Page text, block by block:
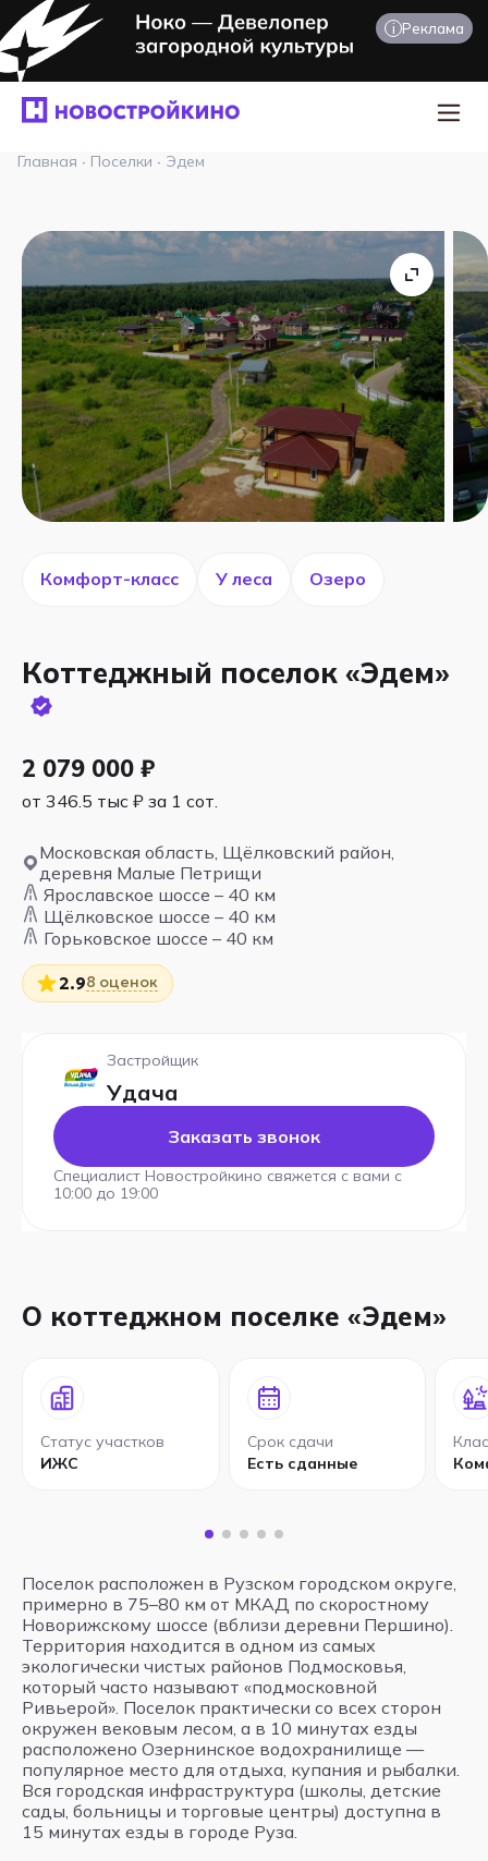
i Реклама
Главная · Поселки · Эдем
Коттеджный поселок «Эдем»
2 079 000 ₽
от 346.5 тыс ₽ за 1 сот.
Московская область, Щёлковский район,
деревня Малые Петрищи
Ярославское шоссе – 40 км
Щёлковское шоссе – 40 км
Горьковское шоссе – 40 км
2.98 оценок
Комфорт-класс У леса Озеро
Застройщик
Удача
Заказать звонок
Специалист Новостройкино свяжется с вами с
10:00 до 19:00
О коттеджном поселке «Эдем»
Статус участков
ИЖС
Срок сдачи
Есть сданные
Поселок расположен в Рузском городском округе,
примерно в 75–80 км от МКАД по скоростному
Новорижскому шоссе (вблизи деревни Першино).
Территория находится в одном из самых
экологически чистых районов Подмосковья,
который часто называют «подмосковной
Ривьерой». Поселок практически со всех сторон
окружен вековым лесом, а в 10 минутах езды
расположено Озернинское водохранилище —
популярное место для отдыха, купания и рыбалки.
Вся городская инфраструктура (школы, детские
сады, больницы и торговые центры) доступна в
15 минутах езды в городе Руза.